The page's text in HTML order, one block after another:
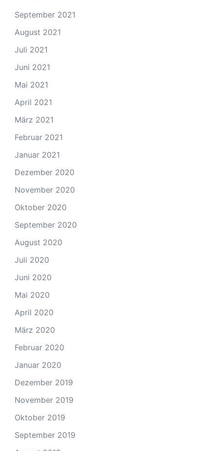
September 2021
August 2021
Juli 2021
Juni 2021
Mai 2021
April 2021
März 2021
Februar 2021
Januar 2021
Dezember 2020
November 2020
Oktober 2020
September 2020
August 2020
Juli 2020
Juni 2020
Mai 2020
April 2020
März 2020
Februar 2020
Januar 2020
Dezember 2019
November 2019
Oktober 2019
September 2019